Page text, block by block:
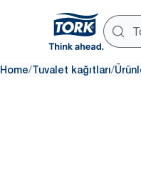
Home/Tuvalet kağıtları/